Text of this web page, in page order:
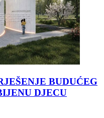
BUDUĆEG
DJECU